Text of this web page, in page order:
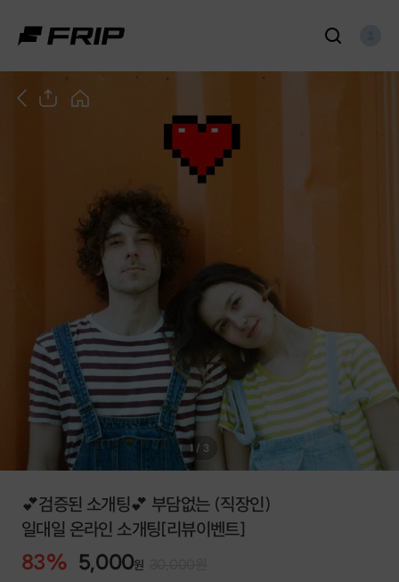
1 / 3
💕검증된 소개팅💕 부담없는 (직장인)
일대일 온라인 소개팅[리뷰이벤트]
83% 5,000원